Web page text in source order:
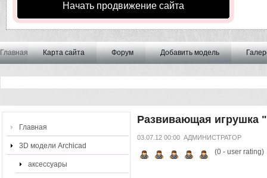
Начать продвижение сайта
Главная Карта сайта Форум Добавить модель
Главная
3D модели Archicad
аксессуары
Развивающая игрушка
03.07.12 00:00 АДМИНИСТРАТОР
(0- user rating)